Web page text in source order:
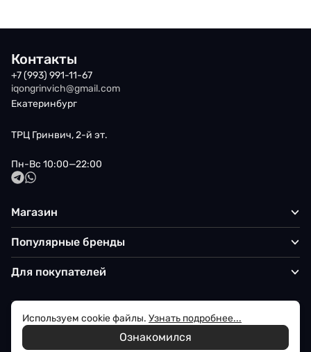
Контакты
+7 (993) 991-11-67
iqongrinvich@gmail.com
Екатеринбург
ТРЦ Гринвич, 2-й эт.
Пн-Вс 10:00—22:00
Магазин
Популярные бренды
Для покупателей
© 2026 Iqon - Магазин вашего стиля
Политика обработки персональных данных
Используем cookie файлы. Узнать подробнее...
Ознакомился